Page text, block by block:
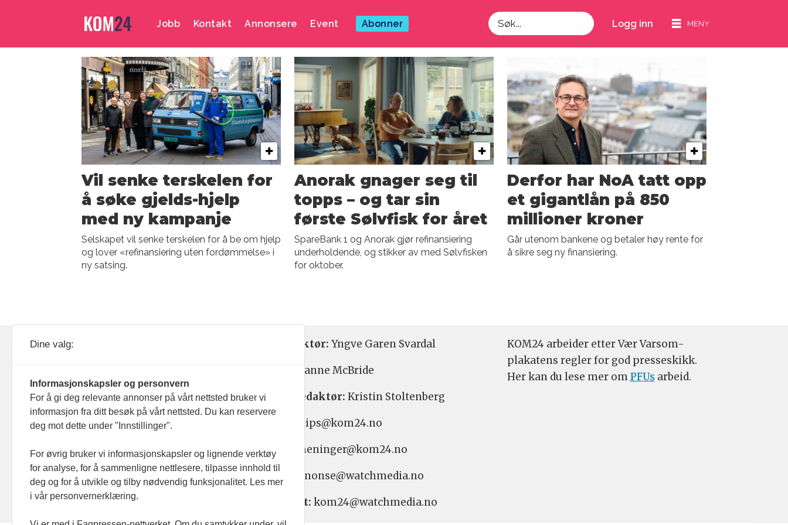
Jobb Kontakt Annonsere Event Abonner
Søk
Logg inn
Emne:
refinansiering
Vil senke terskelen for
å søke gjelds-hjelp
med ny kampanje
Selskapet vil senke terskelen for å be om hjelp
og lover «refinansiering uten fordømmelse» i
ny satsing.
Anorak gnager seg til
topps – og tar sin
første Sølvfisk for året
SpareBank 1 og Anorak gjør refinansiering
underholdende, og stikker av med Sølvfisken
for oktober.
Derfor har NoA tatt opp
et gigantlån på 850
millioner kroner
Går utenom bankene og betaler høy rente for
å sikre seg ny finansiering.
093 182
Nyhetsredaktør: Yngve Garen Svardal
Hanne McBride
Ansvarlig redaktør: Kristin Stoltenberg
Nyhetstips: tips@kom24.no
Meninger: meninger@kom24.no
Annonse: annonse@watchmedia.no
Abonnement: kom24@watchmedia.no
KOM24 arbeider etter Vær Varsom-
plakatens regler for god presseskikk.
Her kan du lese mer omPFUs arbeid.
Dine valg:
Informasjonskapsler og personvern
For å gi deg relevante annonser på vårt nettsted bruker vi
informasjon fra ditt besøk på vårt nettsted. Du kan reservere
deg mot dette under "Innstillinger".
For øvrig bruker vi informasjonskapsler og lignende verktøy
for analyse, for å sammenligne nettlesere, tilpasse innhold til
deg og for å utvikle og tilby nødvendig funksjonalitet. Les mer
i vår personvernerklæring.